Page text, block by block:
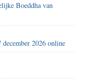
Boeddha van
2026 online